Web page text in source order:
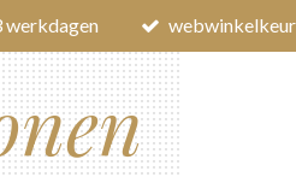
webwinkelkeur